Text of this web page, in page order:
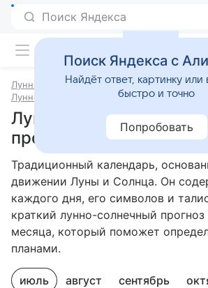
Поиск Яндекса
Лунно-солнечный прогноз на сегодня
Лунно-солнечный прогноз на завтра
Лунно-солнечный
прогноз на Июль 2026
Традиционный календарь,
движении Луны и Солнца. Он
каждого дня, его символов и
краткий лунно-солнечный
месяца, который поможет
планами.
июль август сентябрь
Поиск Яндекса с
Найдёт ответ, картинку
быстро и точно
Попробовать